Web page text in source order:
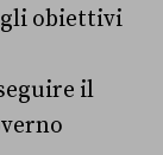
obiettivi
il